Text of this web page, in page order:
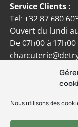
Nous utilisons des
Service Clients :
Tel: +32 87 680
Ouvert du lundi
De 07h00 à 17h00
Service Qualité :
GSM de garde:
Contact Presse :